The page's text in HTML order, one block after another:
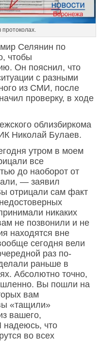
протоколах.
Селянин по
чтобы
Он пояснил, что
с разными
из СМИ, после
проверку, в ходе
облизбиркома
Николай Булаев.
утром в моем
все
до наоборот от
— заявил
отрицали сам факт
никаких
не позвонили и не
находятся вне
сегодня вели
раз по-
раньше в
Абсолютно точно,
Вы пошли на
вам
«тащили»
вашего,
надеюсь, что
во всех